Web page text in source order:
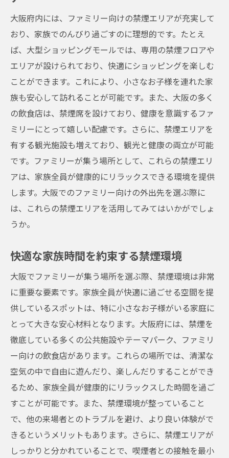
大阪府内には、ファミリー向けの禁煙エリアが充実して
おり、家族でのんびり過ごすのに理想的です。たとえ
ば、大型ショッピングモールでは、専用の禁煙フロアや
エリアが設けられており、快適にショッピングを楽しむ
ことができます。これにより、小さなお子様を連れた家
族も安心して訪れることが可能です。また、大阪の多く
の飲食店は、禁煙席を設けており、健康を意識するファ
ミリーにとって嬉しい配慮です。さらに、禁煙エリアを
有する観光施設も増えており、観光と健康の両立が可能
です。ファミリーが集う場所として、これらの禁煙エリ
アは、家族全員が健康的にリラックスできる環境を提供
します。大阪でのファミリー向けの外出先を選ぶ際に
は、これらの禁煙エリアを活用してみてはいかがでしょ
うか。
快適な家族時間を約束する禁煙環境
大阪でファミリーが集う場所を選ぶ際、禁煙環境は非常
に重要な要素です。家族全員が快適に過ごせる空間を提
供しているスポットは、特に小さなお子様がいる家庭に
とって大きな安心材料となります。大阪府には、禁煙を
徹底している多くの公共施設やテーマパーク、ファミリ
ー向けの飲食店があります。これらの場所では、清潔な
空気の中で自由に遊んだり、楽しんだりすることができ
るため、家族全員が健康的にリラックスした時間を過ご
すことが可能です。また、禁煙環境が整っていること
で、他の来場者とのトラブルを避け、より良い体験がで
きるというメリットもあります。さらに、禁煙エリアが
しっかりと分かれていることで、喫煙者との接触を最小